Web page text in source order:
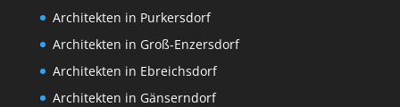
Architekten in Purkersdorf
Architekten in Groß-Enzersdorf
Architekten in Ebreichsdorf
Architekten in Gänserndorf